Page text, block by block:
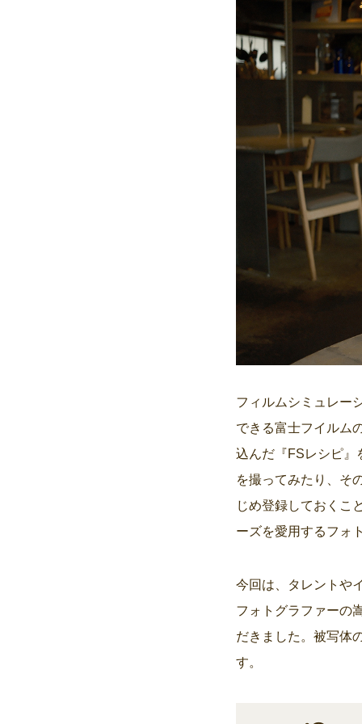
フィルムシミュレー
できる富士フイルム
込んだ『FSレシピ』
を撮ってみたり、そ
じめ登録しておくこ
ーズを愛用するフォ
今回は、タレントや
フォトグラファーの
だきました。被写体
す。